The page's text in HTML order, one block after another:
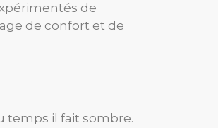
de
de confort et de
temps il fait sombre.